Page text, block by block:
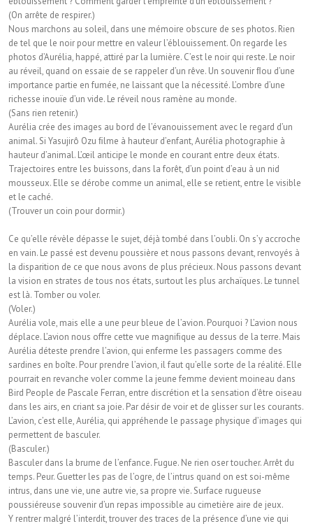
(On arrête de respirer.)
Nous marchons au soleil, dans une mémoire obscure de ses photos. Rien
de tel que le noir pour mettre en valeur l’éblouissement. On regarde les
photos d’Aurélia, happé, attiré par la lumière. C’est le noir qui reste. Le noir
au réveil, quand on essaie de se rappeler d’un rêve. Un souvenir ﬂou d’une
importance partie en fumée, ne laissant que la nécessité. L’ombre d’une
richesse inouïe d’un vide. Le réveil nous ramène au monde.
(Sans rien retenir.)
Aurélia crée des images au bord de l’évanouissement avec le regard d’un
animal. Si Yasujirô Ozu ﬁlme à hauteur d’enfant, Aurélia photographie à
hauteur d’animal. L’œil anticipe le monde en courant entre deux états.
Trajectoires entre les buissons, dans la forêt, d’un point d’eau à un nid
mousseux. Elle se dérobe comme un animal, elle se retient, entre le visible
et le caché.
(Trouver un coin pour dormir.)
Ce qu’elle révèle dépasse le sujet, déjà tombé dans l’oubli. On s’y accroche
en vain. Le passé est devenu poussière et nous passons devant, renvoyés à
la disparition de ce que nous avons de plus précieux. Nous passons devant
la vision en strates de tous nos états, surtout les plus archaïques. Le tunnel
est là. Tomber ou voler.
(Voler.)
Aurélia vole, mais elle a une peur bleue de l’avion. Pourquoi ? L’avion nous
déplace. L’avion nous offre cette vue magniﬁque au dessus de la terre. Mais
Aurélia déteste prendre l’avion, qui enferme les passagers comme des
sardines en boîte. Pour prendre l’avion, il faut qu’elle sorte de la réalité. Elle
pourrait en revanche voler comme la jeune femme devient moineau dans
Bird People de Pascale Ferran, entre discrétion et la sensation d’être oiseau
dans les airs, en criant sa joie. Par désir de voir et de glisser sur les courants.
L’avion, c’est elle, Aurélia, qui appréhende le passage physique d’images qui
permettent de basculer.
(Basculer.)
Basculer dans la brume de l’enfance. Fugue. Ne rien oser toucher. Arrêt du
temps. Peur. Guetter les pas de l’ogre, de l’intrus quand on est soi-même
intrus, dans une vie, une autre vie, sa propre vie. Surface rugueuse
poussiéreuse souvenir d’un repas impossible au cimetière aire de jeux.
Y rentrer malgré l’interdit, trouver des traces de la présence d’une vie qui